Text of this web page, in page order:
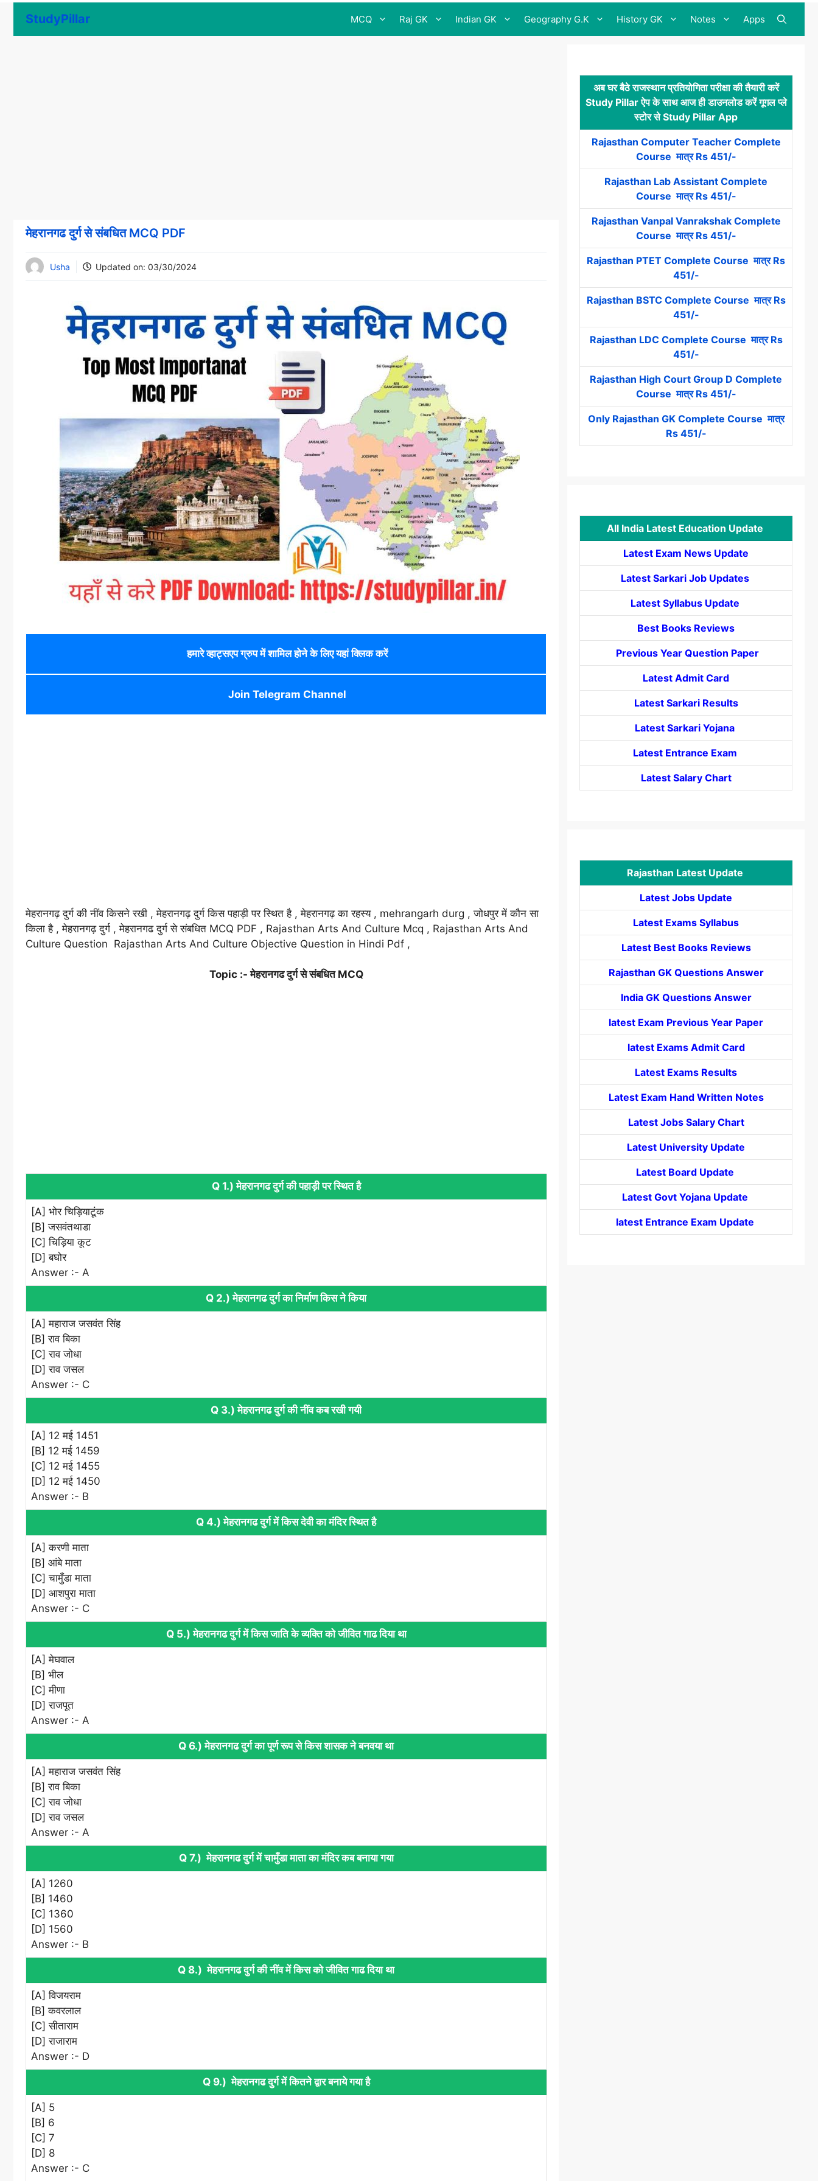
content
StudyPillar MCQ Raj GK Indian GK Geography G.K History GK Notes Apps
मेहरानगढ दुर्ग से संबधित MCQ PDF
Usha Updated on: 03/30/2024
हमारे व्हाट्सएप ग्रुप में शामिल होने के लिए यहां क्लिक करें
Join Telegram Channel
मेहरानगढ़ दुर्ग की नींव किसने रखी , मेहरानगढ़ दुर्ग किस पहाड़ी पर स्थित है , मेहरानगढ़ का रहस्य , mehrangarh durg , जोधपुर में कौन सा
किला है , मेहरानगढ़ दुर्ग , मेहरानगढ दुर्ग से संबधित MCQ PDF , Rajasthan Arts And Culture Mcq , Rajasthan Arts And
Culture Question Rajasthan Arts And Culture Objective Question in Hindi Pdf ,
Topic :- मेहरानगढ दुर्ग से संबधित MCQ
Q 1.) मेहरानगढ दुर्ग की पहाड़ी पर स्थित है
[A] भोर चिड़ियाटूंंक
[B] जसवंतथाडा
[C] चिड़िया कूट
[D] बघोर
Answer :- A
Q 2.) मेहरानगढ दुर्ग का निर्माण किस ने किया
[A] महाराज जसवंत सिंह
[B] राव बिका
[C] राव जोधा
[D] राव जसल
Answer :- C
Q 3.) मेहरानगढ दुर्ग की नींव कब रखी गयी
[A] 12 मई 1451
[B] 12 मई 1459
[C] 12 मई 1455
[D] 12 मई 1450
Answer :- B
Q 4.) मेहरानगढ दुर्ग में किस देवी का मंदिर स्थित है
[A] करणी माता
[B] आंबे माता
[C] चामुँडा माता
[D] आशपुरा माता
Answer :- C
Q 5.) मेहरानगढ दुर्ग में किस जाति के व्यक्ति को जीवित गाढ दिया था
[A] मेघवाल
[B] भील
[C] मीणा
[D] राजपूत
Answer :- A
Q 6.) मेहरानगढ दुर्ग का पूर्ण रूप से किस शासक ने बनवया था
[A] महाराज जसवंत सिंह
[B] राव बिका
[C] राव जोधा
[D] राव जसल
Answer :- A
Q 7.) मेहरानगढ दुर्ग में चामुँडा माता का मंदिर कब बनाया गया
[A] 1260
[B] 1460
[C] 1360
[D] 1560
Answer :- B
Q 8.) मेहरानगढ दुर्ग की नींव में किस को जीवित गाढ दिया था
[A] विजयराम
[B] कवरलाल
[C] सीताराम
[D] राजाराम
Answer :- D
Q 9.) मेहरानगढ दुर्ग में कितने द्वार बनाये गया है
[A] 5
[B] 6
[C] 7
[D] 8
Answer :- C
अब घर बैठे राजस्थान प्रतियोगिता परीक्षा की तैयारी करें
Study Pillar ऐप के साथ आज ही डाउनलोड करें गूगल प्ले
स्टोर से Study Pillar App
Rajasthan Computer Teacher Complete
Course मात्र Rs 451/-
Rajasthan Lab Assistant Complete
Course मात्र Rs 451/-
Rajasthan Vanpal Vanrakshak Complete
Course मात्र Rs 451/-
Rajasthan PTET Complete Course मात्र Rs
451/-
Rajasthan BSTC Complete Course मात्र Rs
451/-
Rajasthan LDC Complete Course मात्र Rs
451/-
Rajasthan High Court Group D Complete
Course मात्र Rs 451/-
Only Rajasthan GK Complete Course मात्र
Rs 451/-
All India Latest Education Update
Latest Exam News Update
Latest Sarkari Job Updates
Latest Syllabus Update
Best Books Reviews
Previous Year Question Paper
Latest Admit Card
Latest Sarkari Results
Latest Sarkari Yojana
Latest Entrance Exam
Latest Salary Chart
Rajasthan Latest Update
Latest Jobs Update
Latest Exams Syllabus
Latest Best Books Reviews
Rajasthan GK Questions Answer
India GK Questions Answer
latest Exam Previous Year Paper
latest Exams Admit Card
Latest Exams Results
Latest Exam Hand Written Notes
Latest Jobs Salary Chart
Latest University Update
Latest Board Update
Latest Govt YojanaUpdate
latest Entrance Exam Update